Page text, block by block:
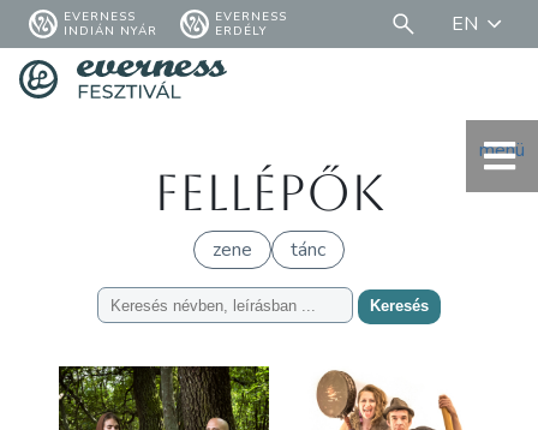
EVERNESS
INDIÁN NYÁR
EVERNESS
ERDÉLY
EN
menü
Fellépők
zene tánc
Keresés